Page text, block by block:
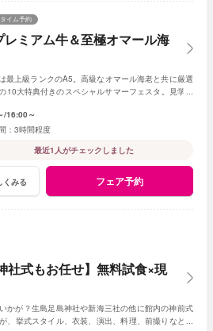
ミアム牛＆至極オマール海
イム予約
最上級ランクのA5。高級なオマール海老と共に厳選
10大特典付きのスペシャルサマーフェスタ。見学＆
16:00～
3時間程度
最近1人がチェックしました
くみる フェア予約
社式もお任せ】無料試食×現
かが？生島足島神社や新海三社の他に館内の神前式
、挙式スタイル、衣装、演出、料理、前撮りなどト